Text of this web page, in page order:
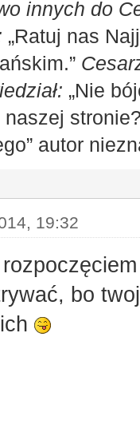
innych do
„Ratuj nas
„Nie
autor
19:32
bo